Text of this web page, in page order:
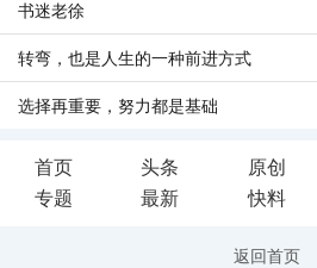
书迷老徐
转弯，也是人生的一种前进方式
选择再重要，努力都是基础
首页 头条 原创
专题
最新 快料
返回首页